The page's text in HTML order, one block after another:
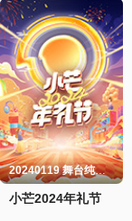
20240119 舞台纯享版
小芒2024年礼节